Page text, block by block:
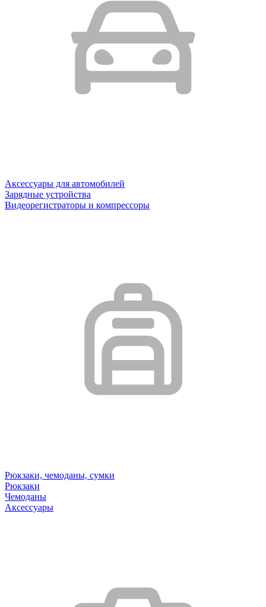
Аксессуары для автомобилей
Зарядные устройства
Видеорегистраторы и компрессоры
Рюкзаки, чемоданы, сумки
Рюкзаки
Чемоданы
Аксессуары